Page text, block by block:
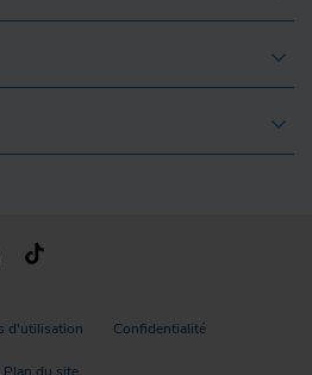
d'utilisation Confidentialité
Plan du site